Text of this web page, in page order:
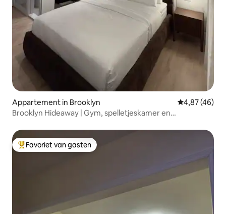
Appartement in Brooklyn Gemiddelde
4,87 (46)
Brooklyn Hideaway | Gym, spelletjeskamer en
Topfavoriet van gasten
Favoriet van gasten